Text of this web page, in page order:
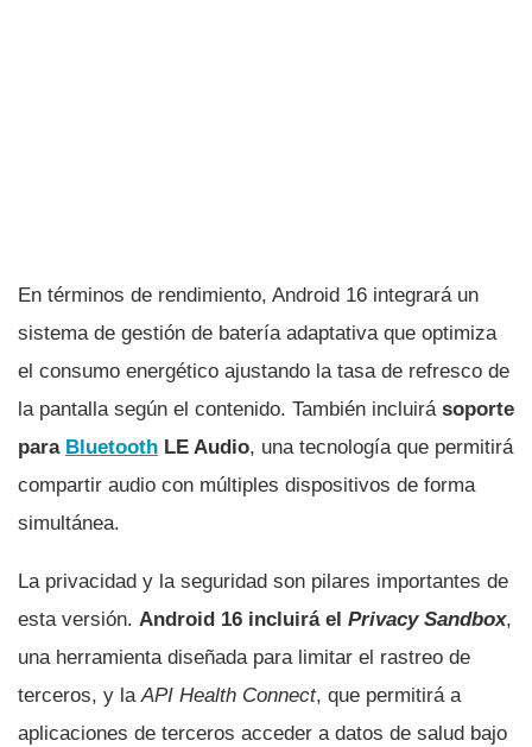
En términos de rendimiento, Android 16 integrará un
sistema de gestión de batería adaptativa que optimiza
el consumo energético ajustando la tasa de refresco de
la pantalla según el contenido. También incluirá soporte
para Bluetooth LE Audio, una tecnología que permitirá
compartir audio con múltiples dispositivos de forma
simultánea.
La privacidad y la seguridad son pilares importantes de
esta versión. Android 16 incluirá el Privacy Sandbox,
una herramienta diseñada para limitar el rastreo de
terceros, y laAPI Health Connect, que permitirá a
aplicaciones de terceros acceder a datos de salud bajo